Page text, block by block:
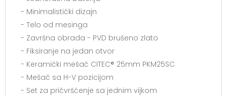
- Minimalistički dizajn
- Telo od mesinga
- Završna obrada - PVD brušeno zlato
- Fiksiranje na jedan otvor
- Keramički mešač CITEC® 25mm PKM25SC
- Mešač sa H-V pozicijom
- Set za pričvršćenje sa jednim vijkom